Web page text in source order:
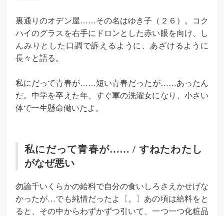
裏通りのオデン屋……その名はゆき子（２６）。コク
ハイのグラスを右手にドロンとした赤い眼を向け、し
んみりとした口調で訴えるように、あざけるように
長々と語る。
私にだって青春が……短い青春だったが……あったん
だ。中学を卒えた年、すぐ軍の洗濯女になり、小さい
体で一生懸命働いたよ。
私にだって青春が…… / すねたわたし
がなぜ悪い
勿論千いくらかの給料で自分の食いしろさえかせげな
かったが…でも純情だったよ〔。〕あの頃は給料をと
ると、その中からわずかずつ引いて、一つ一つ化粧品